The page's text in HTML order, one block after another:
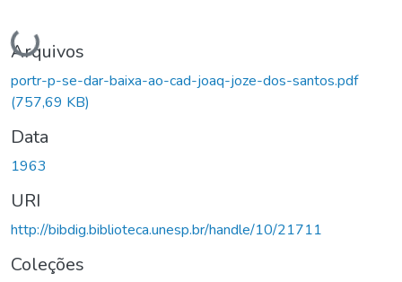
Carregando...
Arquivos
portr-p-se-dar-baixa-ao-cad-joaq-joze-dos-santos.pdf
(757,69 KB)
Data
1963
URI
http://bibdig.biblioteca.unesp.br/handle/10/21711
Coleções